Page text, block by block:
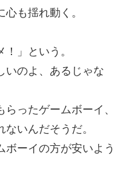
も揺れ動く。
」という。
いのよ、あるじゃな
ったゲームボーイ、
いんだそうだ。
ボーイの方が安いよう